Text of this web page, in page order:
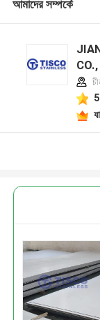
আমাদের সম্পর্কে